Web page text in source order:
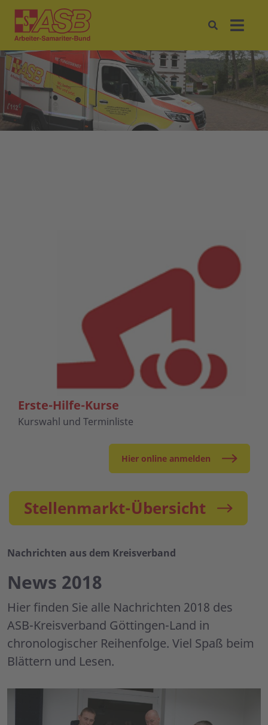
Erste-Hilfe-Kurse
Kurswahl und Terminliste
Hier online anmelden
Stellenmarkt-Übersicht
Nachrichten aus dem Kreisverband
News 2018
Hier finden Sie alle Nachrichten 2018 des
ASB-Kreisverband Göttingen-Land in
chronologischer Reihenfolge. Viel Spaß beim
Blättern und Lesen.